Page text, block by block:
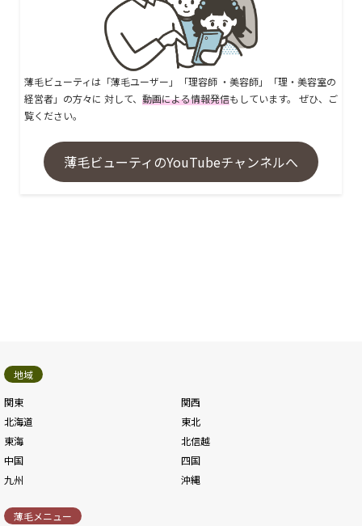
薄毛ビューティは「薄毛ユーザー」「理容師 ・美容師」「理・美容室の
経営者」の方々に 対して、 動画による情報発信もしています。 ぜひ、ご
覧ください。
薄毛ビューティのYouTubeチャンネルへ
地域
関東
関西
北海道
東北
東海
北信越
中国
四国
九州
沖縄
薄毛メニュー